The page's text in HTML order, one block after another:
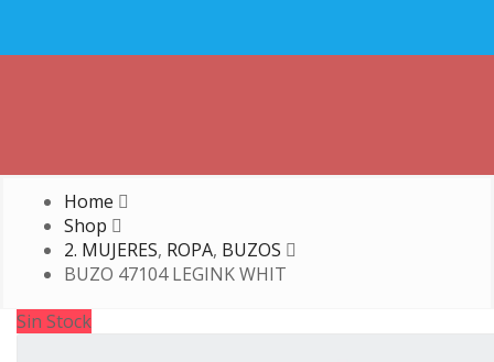
Home
Shop
2. MUJERES, ROPA, BUZOS
BUZO 47104 LEGINK WHIT
Sin Stock